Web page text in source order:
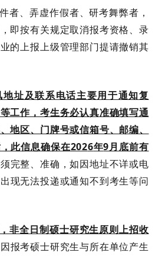
者、 弄虚作假者、研考舞弊者，
即按有关规定取消报考资格、录
的上报上级管理部门提请撤销其
地址及联系电话主要用于通知复
工作，考生务必认真准确填写通
地区、门牌号或信箱号、邮编、
此信息确保在2026年9月底前有
完整、准确，如因地址不详或电
现无法投递或通知不到考生等问
非全日制硕士研究生原则上招收
报考硕士研究生与所在单位产生